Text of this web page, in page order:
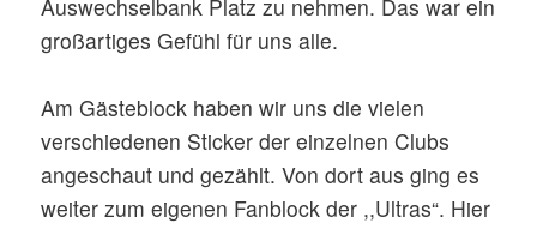
Auswechselbank Platz zu nehmen. Das war ein
großartiges Gefühl für uns alle.
Am Gästeblock haben wir uns die vielen
verschiedenen Sticker der einzelnen Clubs
angeschaut und gezählt. Von dort aus ging es
weiter zum eigenen Fanblock der ,,Ultras“. Hier